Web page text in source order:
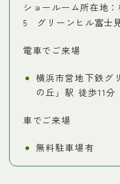
ショールーム所在地
5 グリーンヒル富士
電車でご来場
横浜市営地下鉄グ
の丘」駅 徒歩11分
車でご来場
無料駐車場有